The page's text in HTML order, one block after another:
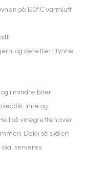
på 150°C varmluft
og deretter i tynne
i mindre biter.
lime og
så vinegretten over
Dekk så skålen
serveres.